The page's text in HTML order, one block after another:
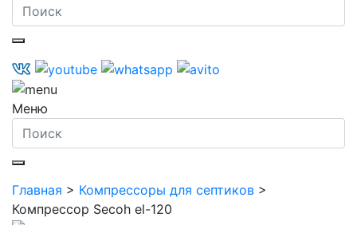
Меню
Главная > Компрессоры для септиков >
Компрессор Secoh el-120